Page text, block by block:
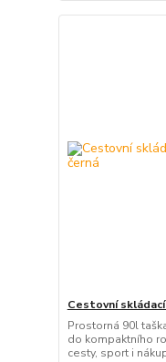
Cestovní
Prostorná 90l
do kompaktního
cesty, sport i